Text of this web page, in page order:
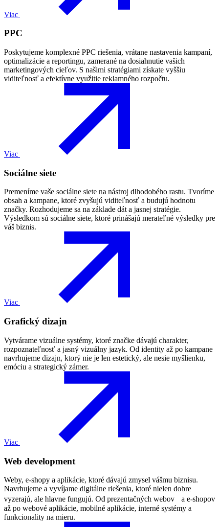
Viac
PPC
Poskytujeme komplexné PPC riešenia, vrátane nastavenia kampaní,
optimalizácie a reportingu, zamerané na dosiahnutie vašich
marketingových cieľov. S našimi stratégiami získate vyššiu
viditeľnosť a efektívne využitie reklamného rozpočtu.
Viac
Sociálne siete
Premeníme vaše sociálne siete na nástroj dlhodobého rastu. Tvoríme
obsah a kampane, ktoré zvyšujú viditeľnosť a budujú hodnotu
značky. Rozhodujeme sa na základe dát a jasnej stratégie.
Výsledkom sú sociálne siete, ktoré prinášajú merateľné výsledky pre
váš biznis.
Viac
Grafický dizajn
Vytvárame vizuálne systémy, ktoré značke dávajú charakter,
rozpoznateľnosť a jasný vizuálny jazyk. Od identity až po kampane
navrhujeme dizajn, ktorý nie je len estetický, ale nesie myšlienku,
emóciu a strategický zámer.
Viac
Web development
Weby, e-shopy a aplikácie, ktoré dávajú zmysel vášmu biznisu.
Navrhujeme a vyvíjame digitálne riešenia, ktoré nielen dobre
vyzerajú, ale hlavne fungujú. Od prezentačných webov a e-shopov
až po webové aplikácie, mobilné aplikácie, interné systémy a
funkcionality na mieru.